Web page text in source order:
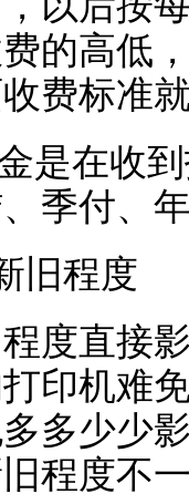
的高低
费标准
是在收
季付、
旧程度
直接影
印机难
多少少
程度不